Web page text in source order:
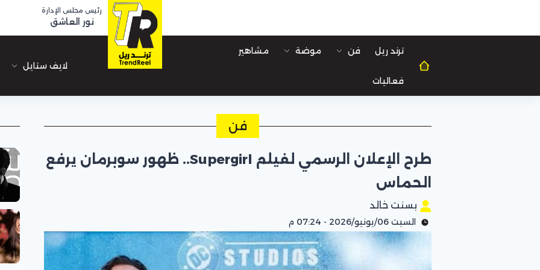
رئيس مجلس الإدارة
نور العاشق
ترند ريل فن موضة مشاهير
فعاليات
لايف ستايل
فن
طرح الإعلان الرسمي لفيلم Supergirl.. ظهور سوبرمان يرفع
الحماس
بسنت خالد
السبت 06/يونيو/2026 - 07:24 م